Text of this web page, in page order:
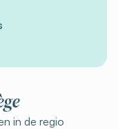
in de regio